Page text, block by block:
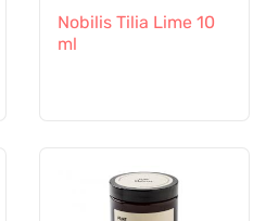
Nobilis Tilia Lime 10
ml